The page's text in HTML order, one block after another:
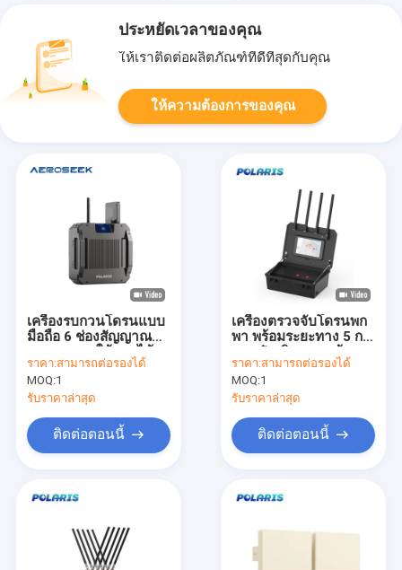
ประหยัดเวลาของคุณ
ให้เราติดต่อผลิตภัณฑ์ที่ดีที่สุดกับคุณ
ให้ความต้องการของคุณ
เครื่องรบกวนโดรนแบบ
มือถือ 6 ช่องสัญญาณ
ชม.
ราคา:สามารถต่อรองได้
MOQ:1
รับราคาล่าสุด
ติดต่อตอนนี้
เครื่องตรวจจับโดรนพก
พา พร้อมระยะทาง 5 กม.
เครื่องตรวจจับวงจรเต็ม
และเครื่องตรวจสอบโด
รน และเครื่องตรวจสอบ
ราคา:สามารถต่อรองได้
MOQ:1
รับราคาล่าสุด
ติดต่อตอนนี้